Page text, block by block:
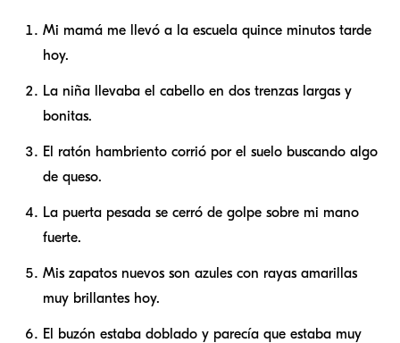
Mi mamá me llevó a la escuela quince minutos tarde
hoy.
La niña llevaba el cabello en dos trenzas largas y
bonitas.
El ratón hambriento corrió por el suelo buscando algo
de queso.
La puerta pesada se cerró de golpe sobre mi mano
fuerte.
Mis zapatos nuevos son azules con rayas amarillas
muy brillantes hoy.
El buzón estaba doblado y parecía que estaba muy